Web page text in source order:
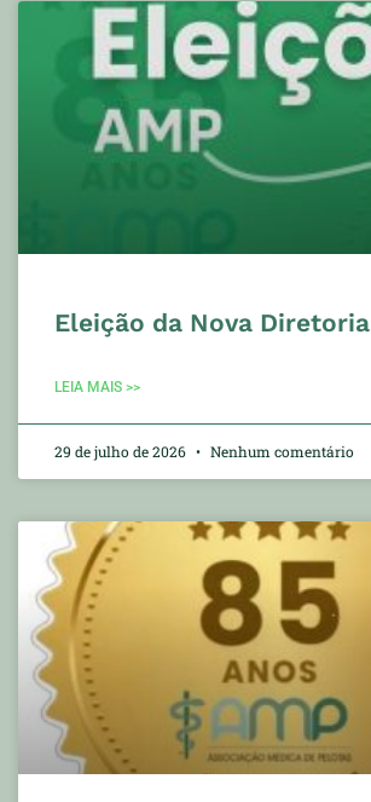
Eleição da Nova Diretoria
LEIA MAIS >>
29 de julho de 2026 Nenhum comentário